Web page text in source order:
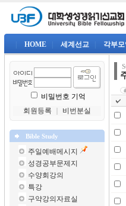
HOME 세계선교 각부모
비밀번호 기억
회원등록
비번분실
Bible Study
주일예배메시지
성경공부문제지
수양회강의
특강
구약강의자료실